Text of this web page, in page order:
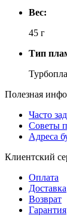
Вес:
45 г
Тип
Полезная
Часто
Советы
Адреса
Клиентский
Оплата
Доставка
Возврат
Гарантия